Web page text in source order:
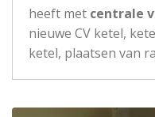
heeft met centrale
nieuwe CV ketel,
ketel, plaatsen van